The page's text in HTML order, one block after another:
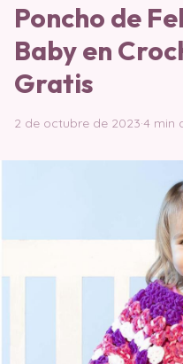
Poncho de
Baby en
Gratis
2 de octubre de 2023·4 min